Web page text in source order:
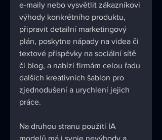
e-maily nebo vysvětlit zákazníkovi
výhody konkrétního produktu,
připravit detailní marketingový
plán, poskytne nápady na videa či
textové příspěvky na sociální sítě
či blog, a nabízí firmám celou řadu
dalších kreativních šablon pro
zjednodušení a urychlení jejich
práce.
Na druhou stranu použití IA
modelů má i svoje nevýhody a